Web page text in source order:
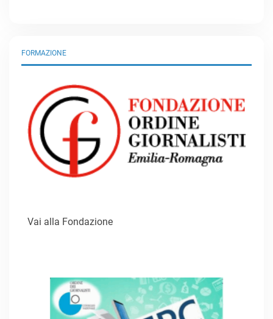
FORMAZIONE
Vai alla Fondazione